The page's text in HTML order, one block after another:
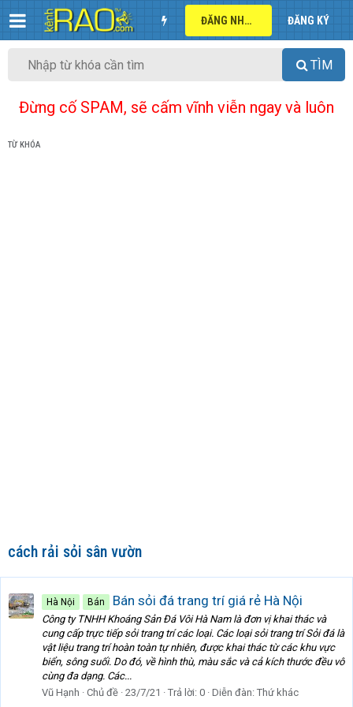
ĐĂNG NHẬP ĐĂNG KÝ
TÌM
Đừng cố SPAM, sẽ cấm vĩnh viễn ngay và luôn
TỪ KHÓA
cách rải sỏi sân vườn
Hà Nội Bán Bán sỏi đá trang trí giá rẻ Hà Nội
Công ty TNHH Khoáng Sản Đá Vôi Hà Nam là đơn vị khai thác và
cung cấp trực tiếp sỏi trang trí các loại. Các loại sỏi trang trí Sỏi đá là
vật liệu trang trí hoàn toàn tự nhiên, được khai thác từ các khu vực
biển, sông suối. Do đó, về hình thù, màu sắc và cả kích thước đều vô
cùng đa dạng. Các...
Vũ Hạnh
Chủ đề 23/7/21 Trả lời: 0 Diễn đàn: Thứ khác